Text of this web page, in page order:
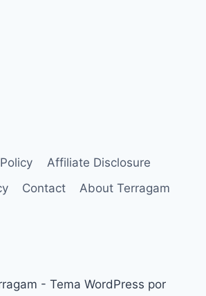
Affiliate Disclosure
Contact About Terragam
- Tema WordPress por